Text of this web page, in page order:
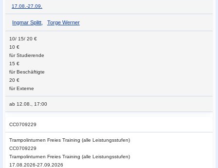
17.08.-27.09.
Ingmar Splitt Torge Werner
10/ 15/ 20 €
10 €
für Studierende
15 €
für Beschäftigte
20 €
für Externe
ab 12.08., 17:00
CC0709229
Trampolinturnen Freies Training (alle Leistungsstufen)
CC0709229
Trampolinturnen Freies Training (alle Leistungsstufen)
17.08.2026-27.09.2026